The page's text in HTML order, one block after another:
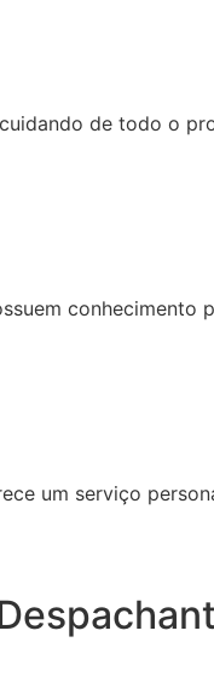
cuidando de todo o
conhecimento
um serviço